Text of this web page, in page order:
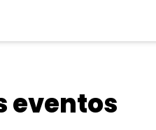
eventos